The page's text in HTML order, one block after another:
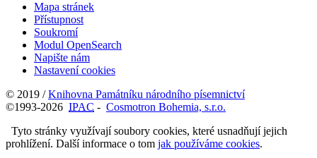
Mapa stránek
Přístupnost
Soukromí
Modul OpenSearch
Napište nám
Nastavení cookies
© 2019 /Knihovna Památníku národního písemnictví
©1993-2026 IPAC - Cosmotron Bohemia, s.r.o.
Tyto stránky využívají soubory cookies, které usnadňují jejich
prohlížení. Další informace o tom jak používáme cookies.